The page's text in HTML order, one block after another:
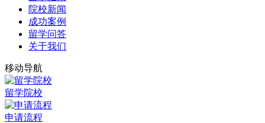
院校新闻
成功案例
留学问答
关于我们
移动导航
留学院校
申请流程